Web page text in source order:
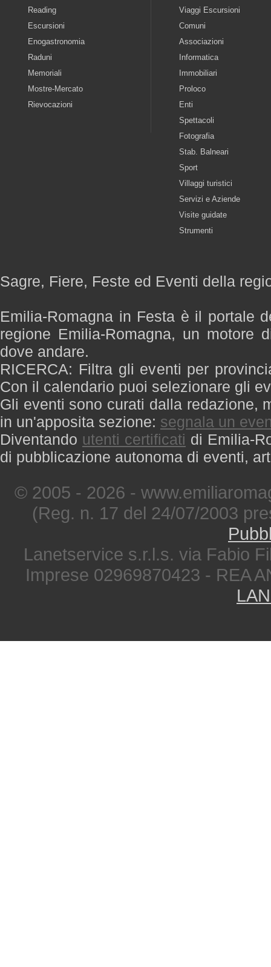
Reading
Escursioni
Enogastronomia
Raduni
Memoriali
Mostre-Mercato
Rievocazioni
Viaggi Escursioni
Comuni
Associazioni
Informatica
Immobiliari
Proloco
Enti
Spettacoli
Fotografia
Stab. Balneari
Sport
Villaggi turistici
Servizi e Aziende
Visite guidate
Strumenti
Sagre, Fiere, Feste ed Eventi della
Emilia-Romagna in Festa è il portale
regione Emilia-Romagna, un motore
dove andare.
RICERCA: Filtra gli eventi per
Con il calendario puoi selezionare gli
Gli eventi sono curati dalla redazione,
in un'apposita sezione: segnala un
Diventando utenti certificati di Emilia-
di pubblicazione autonoma di eventi,
© 2005 - 2026 -
(Reg. n. 17 del 24/07/2003
Lanetservice s.r.l.s. via Fabio
Imprese 02969870423 - REA